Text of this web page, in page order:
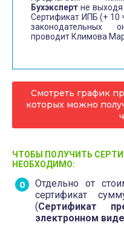
Бухэксперт не
Сертификат ИПБ (+ 10
законодательных
проводит Климова
Смотреть график
которых можно
ЧТОБЫ ПОЛУЧИТЬ
НЕОБХОДИМО:
Отдельно от
сертификат
(Сертификат
электронном виде